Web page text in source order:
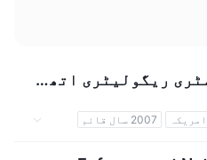
فنانشل انڈسٹری ریگولیٹری اتھارٹیFINRA
2007 سال قائم